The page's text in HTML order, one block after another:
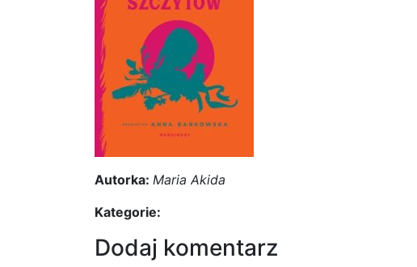
Autorka: Maria Akida
Kategorie:
Dodaj komentarz